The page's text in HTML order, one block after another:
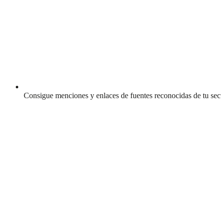
Consigue menciones y enlaces de fuentes reconocidas de tu